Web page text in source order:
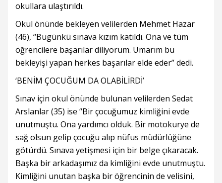
okullara ulaştırıldı.
Okul önünde bekleyen velilerden Mehmet Hazar
(46), “Bugünkü sınava kızım katıldı. Ona ve tüm
öğrencilere başarılar diliyorum. Umarım bu
bekleyişi yapan herkes başarılar elde eder” dedi.
‘BENİM ÇOCUĞUM DA OLABİLİRDİ’
Sınav için okul önünde bulunan velilerden Sedat
Arslanlar (35) ise “Bir çocuğumuz kimliğini evde
unutmuştu. Ona yardımcı olduk. Bir motokurye de
sağ olsun gelip çocuğu alıp nüfus müdürlüğüne
götürdü. Sınava yetişmesi için bir belge çıkaracak.
Başka bir arkadaşımız da kimliğini evde unutmuştu.
Kimliğini unutan başka bir öğrencinin de velisini,